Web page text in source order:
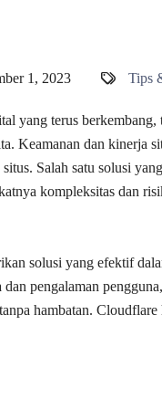
1, 2023 Tips
yang terus
Keamanan dan kinerja
Salah satu solusi
kompleksitas dan
solusi yang efektif
pengalaman
hambatan.